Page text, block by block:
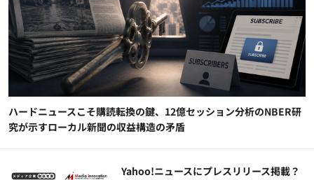
ハードニュースこそ購読転換の鍵、12億セッション分析のNBER研
究が示すローカル新聞の収益構造の矛盾
Yahoo!ニュースにプレスリリース掲載？